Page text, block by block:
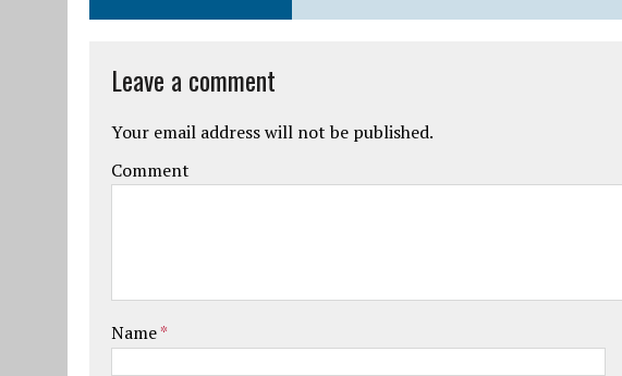
Leave a comment
Your email address will not be published.
Comment
Name*